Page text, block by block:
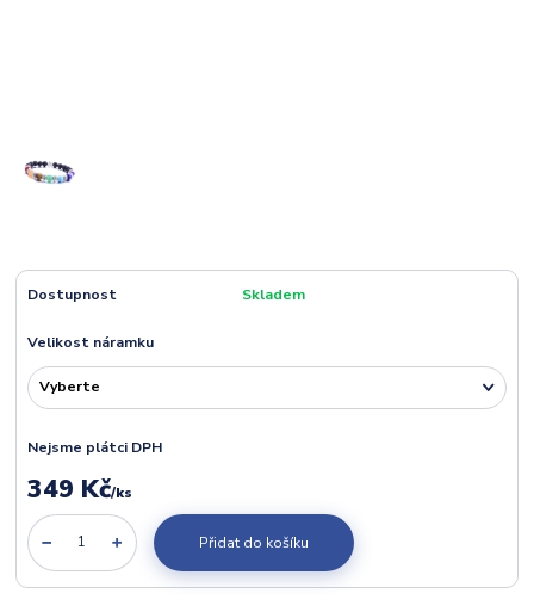
Dostupnost Skladem
Velikost náramku
Nejsme plátci DPH
349 Kč/ks
Přidat do košíku